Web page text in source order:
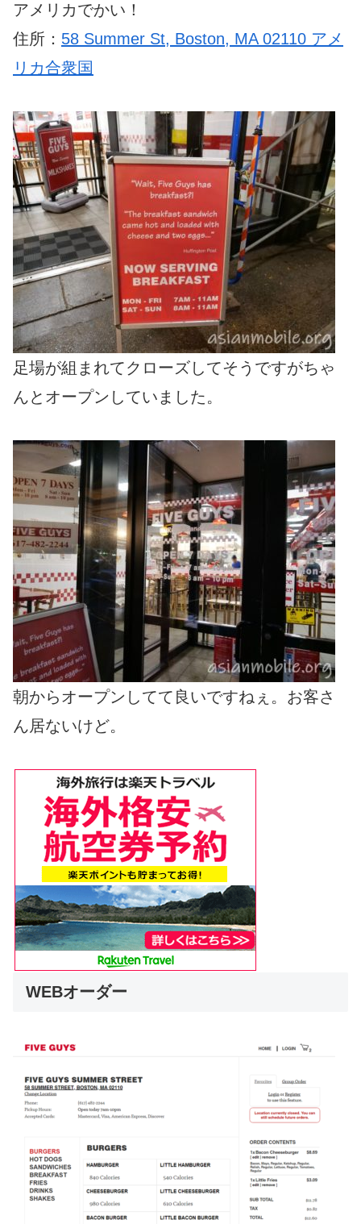
アメリカでかい！
住所： 58 Summer St, Boston, MA 02110 アメ
リカ合衆国
足場が組まれてクローズしてそうですがちゃ
んとオープンしていました。
朝からオープンしてて良いですねぇ。お客さ
ん居ないけど。
WEBオーダー